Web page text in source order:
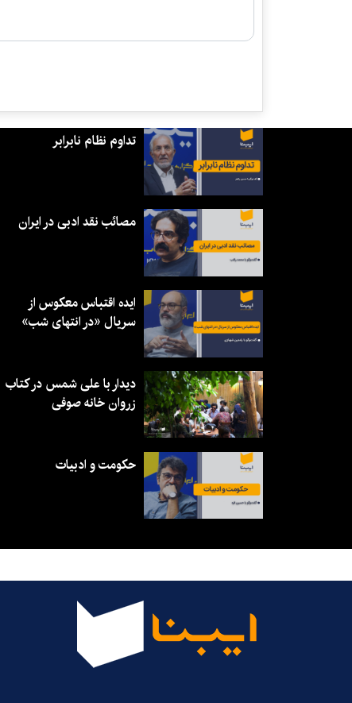
تداوم نظام نابرابر
مصائب نقد ادبی در ایران
ایده اقتباس معکوس از
سریال «در انتهای شب»
دیدار با علی شمس در کتاب
زروان خانه صوفی
حکومت و ادبیات